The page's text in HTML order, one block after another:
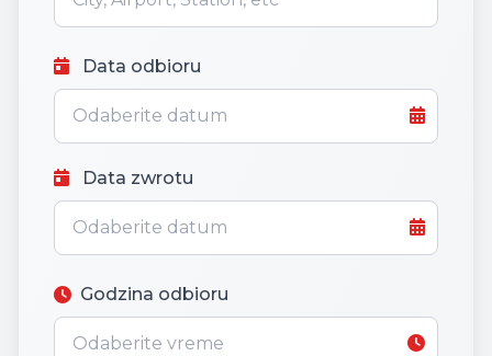
Data odbioru
Data zwrotu
Godzina odbioru